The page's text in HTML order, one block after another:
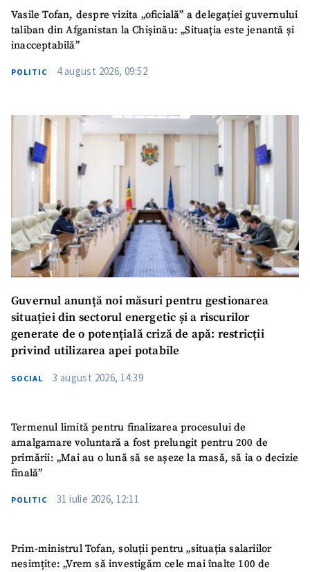
Vasile Tofan, despre vizita „oficială” a delegației guvernului
taliban din Afganistan la Chișinău: „Situația este jenantă și
inacceptabilă”
POLITIC 4 august 2026, 09:52
Guvernul anunță noi măsuri pentru gestionarea
situației din sectorul energetic și a riscurilor
generate de o potențială criză de apă: restricții
privind utilizarea apei potabile
SOCIAL 3 august 2026, 14:39
Termenul limită pentru finalizarea procesului de
amalgamare voluntară a fost prelungit pentru 200 de
primării: „Mai au o lună să se așeze la masă, să ia o decizie
finală”
POLITIC 31 iulie 2026, 12:11
Prim-ministrul Tofan, soluții pentru „situația salariilor
nesimțite: „Vrem să investigăm cele mai înalte 100 de